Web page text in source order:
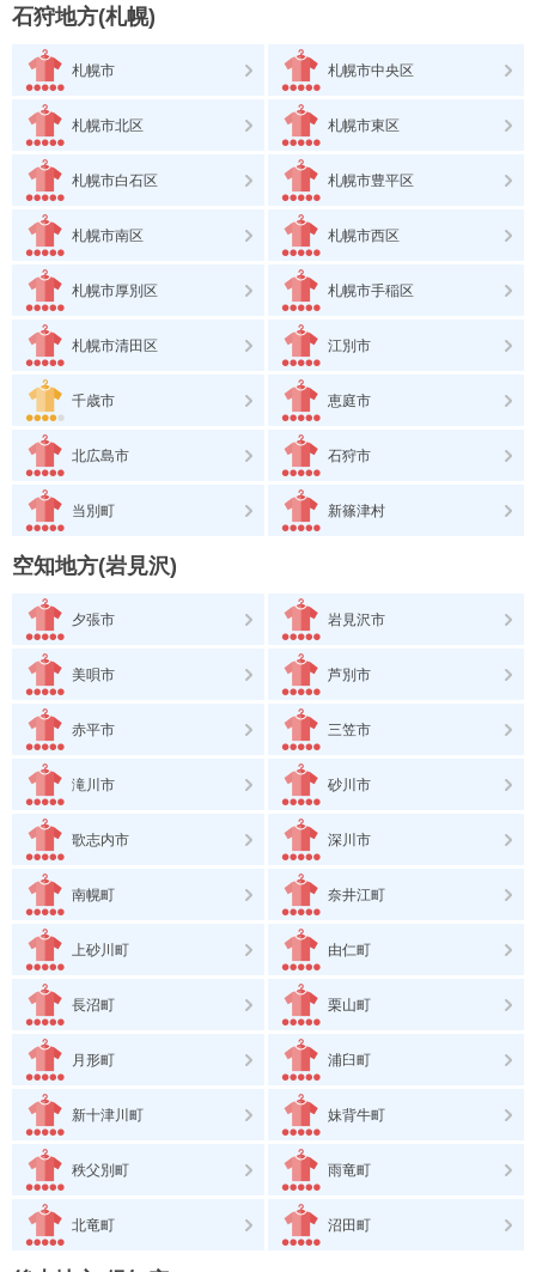
石狩地方(札幌)
札幌市 札幌市中央区
札幌市北区 札幌市東区
札幌市白石区 札幌市豊平区
札幌市南区 札幌市西区
札幌市厚別区 札幌市手稲区
札幌市清田区 江別市
千歳市 恵庭市
北広島市 石狩市
当別町 新篠津村
空知地方(岩見沢)
夕張市 岩見沢市
美唄市 芦別市
赤平市 三笠市
滝川市 砂川市
歌志内市 深川市
南幌町 奈井江町
上砂川町 由仁町
長沼町 栗山町
月形町 浦臼町
新十津川町 妹背牛町
秩父別町 雨竜町
北竜町 沼田町